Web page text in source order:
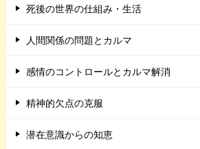
死後の世界の仕組み・生活
人間関係の問題とカルマ
感情のコントロールとカルマ解消
精神的欠点の克服
潜在意識からの知恵